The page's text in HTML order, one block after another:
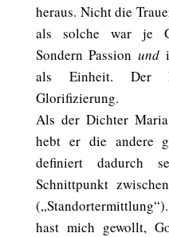
heraus. Nicht die
als solche war je
Sondern Passionund
als Einheit. Der
Glorifizierung.
Als der Dichter
hebt er die andere
definiert dadurch
Schnittpunkt
hast mich gewollt,